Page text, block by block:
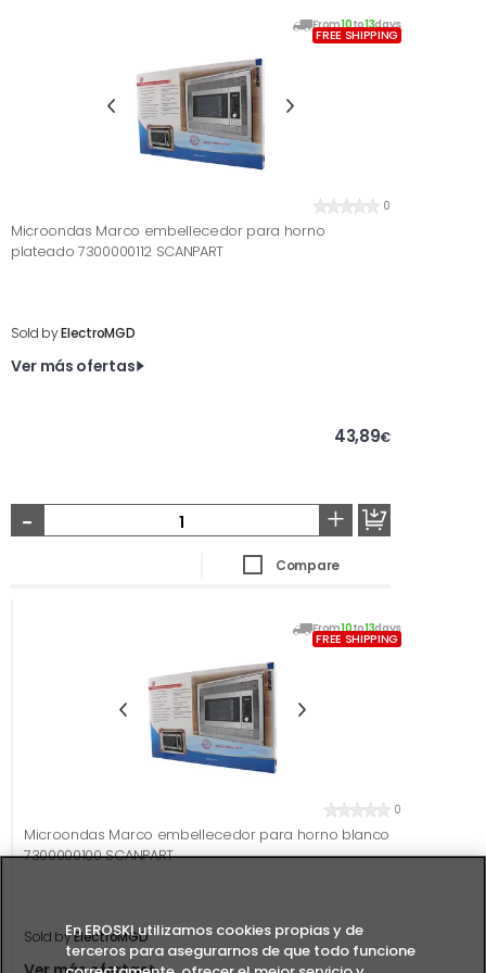
From10to13days
FREE SHIPPING
0
Microondas Marco embellecedor para horno
plateado 7300000112 SCANPART
Sold byElectroMGD
Ver más ofertas
43,89€
- +
Compare
From10to13days
FREE SHIPPING
0
Microondas Marco embellecedor para horno blanco
7300000100 SCANPART
Sold byElectroMGD
En EROSKI utilizamos cookies propias y de
terceros para asegurarnos de que todo funcione